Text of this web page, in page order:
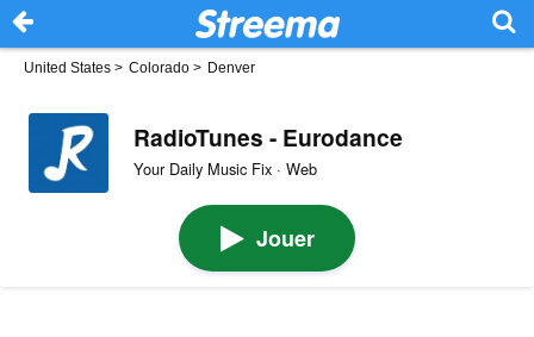
United States > Colorado > Denver
RadioTunes - Eurodance
Your Daily Music Fix · Web
Jouer